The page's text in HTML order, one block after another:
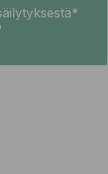
18 €